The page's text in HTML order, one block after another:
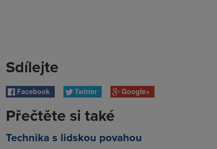
Sdílejte
Facebook Twitter Google+
Přečtěte si také
Technika s lidskou povahou